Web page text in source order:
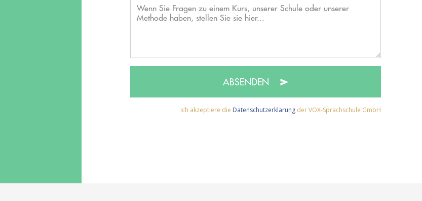
ABSENDEN
Ich akzeptiere die Datenschutzerklärung der VOX-Sprachschule GmbH